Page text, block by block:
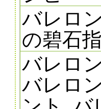
バレロ
の碧石
バレロ
バレロ